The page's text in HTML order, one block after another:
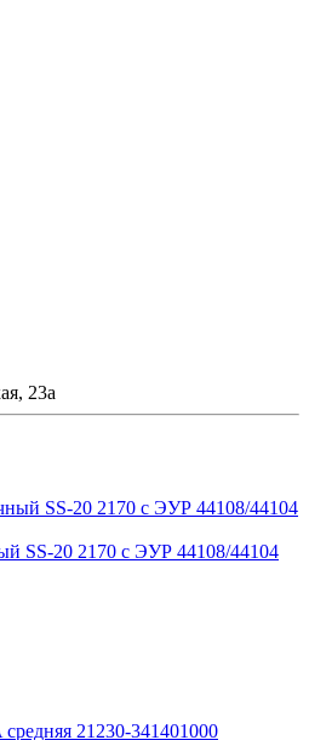
23а
SS-20 2170 с ЭУР 44108/44104